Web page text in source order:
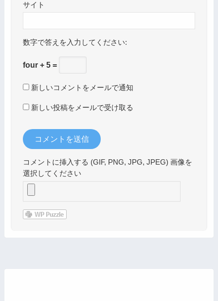
サイト
数字で答えを入力してください:
four + 5 =
新しいコメントをメールで通知
新しい投稿をメールで受け取る
コメントに挿入する (GIF, PNG, JPG, JPEG) 画像を
選択してください